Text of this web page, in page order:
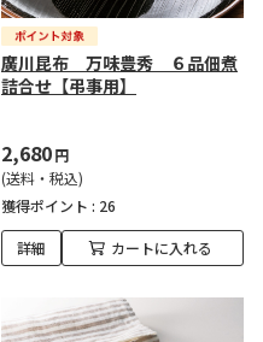
廣川昆布 万味豊秀 ６品佃煮
詰合せ【弔事用】
2,680円
(送料・税込)
獲得ポイント : 26
詳細 カートに入れる